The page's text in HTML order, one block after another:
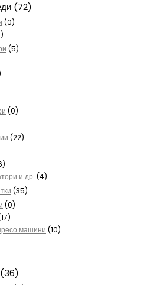
(72)
(0)
(5)
(0)
(22)
и др. (4)
(35)
(0)
машини (10)
(36)